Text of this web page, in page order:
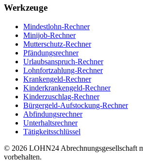
Werkzeuge
Mindestlohn-Rechner
Minijob-Rechner
Mutterschutz-Rechner
Pfändungsrechner
Urlaubsanspruch-Rechner
Lohnfortzahlung-Rechner
Krankengeld-Rechner
Kinderkrankengeld-Rechner
Kinderzuschlag-Rechner
Bürgergeld-Aufstockung-Rechner
Abfindungsrechner
Unterhaltsrechner
Tätigkeitsschlüssel
© 2026 LOHN24 Abrechnungsgesellschaft
vorbehalten.